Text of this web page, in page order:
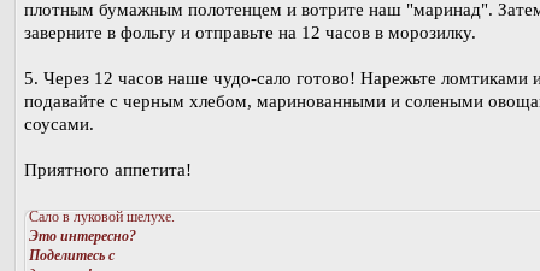
плотным бумажным полотенцем и вотрите наш "маринад".
заверните в фольгу и отправьте на 12 часов в морозилку.
5. Через 12 часов наше чудо-сало готово! Нарежьте ломтиками
подавайте с черным хлебом, маринованными и солеными
соусами.
Приятного аппетита!
Сало в луковой шелухе.
Это интересно?
Поделитесь с